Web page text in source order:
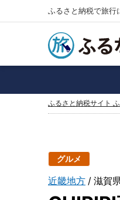
ふるさと納税で旅行
ふるさと納税サイト
グルメ
近畿地方 滋賀